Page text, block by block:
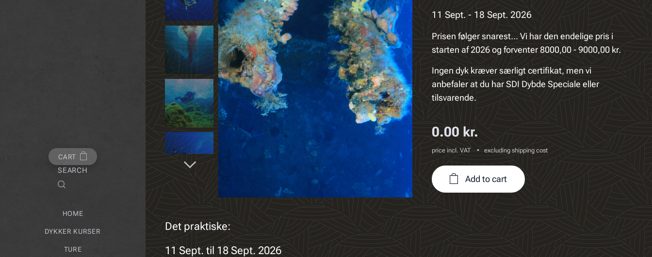
CART
SEARCH
HOME
DYKKER KURSER
TURE
11 Sept. - 18 Sept. 2026
Prisen følger snarest... Vi har den endelige pris i
starten af 2026 og forventer 8000,00 - 9000,00 kr.
Ingen dyk kræver særligt certifikat, men vi
anbefaler at du har SDI Dybde Speciale eller
tilsvarende.
0.00kr.
price incl. VAT excluding shipping cost
Add to cart
Det praktiske:
11 Sept. til 18 Sept. 2026